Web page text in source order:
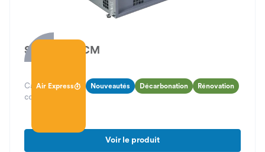
Air Express Nouveautés Décarbonation Rénovation
Sirius Flat ECM
Caisson VMC C4 extra plat avec moteur ECM basse
consommation
Voir le produit